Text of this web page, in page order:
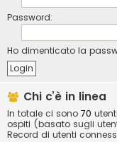
Password:
Ho dimenticato la
Chi c’è in linea
In totale ci sono 70
ospiti (basato sugli
Record di utenti